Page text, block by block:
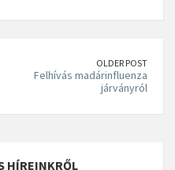
OLDER POST
Felhívás madárinfluenza
járványról
HÍREINKRŐL